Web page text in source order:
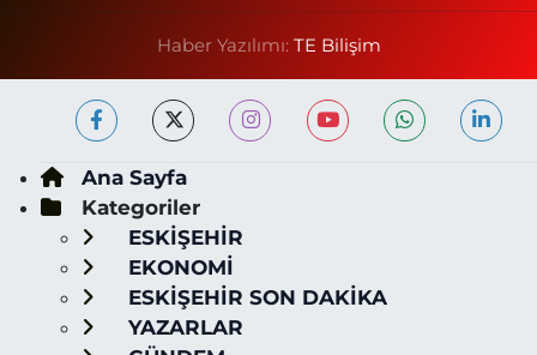
Haber Yazılımı: TE Bilişim
Ana Sayfa
Kategoriler
ESKİŞEHİR
EKONOMİ
ESKİŞEHİR SON DAKİKA
YAZARLAR